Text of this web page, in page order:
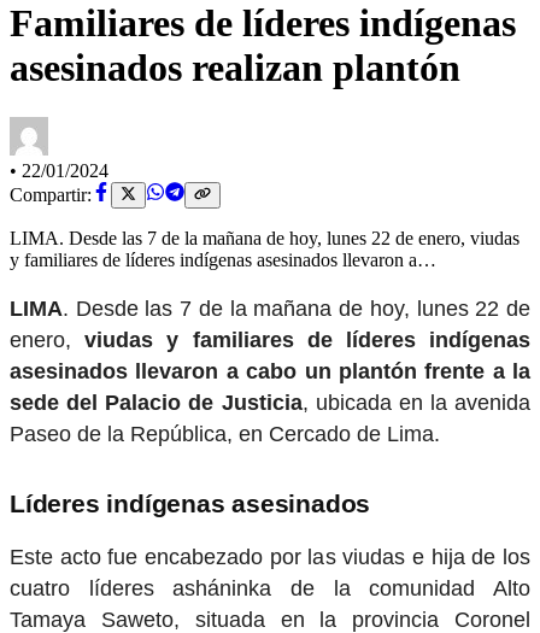
Familiares de líderes indígenas
asesinados realizan plantón
• 22/01/2024
Compartir:
LIMA. Desde las 7 de la mañana de hoy, lunes 22 de enero, viudas
y familiares de líderes indígenas asesinados llevaron a…
LIMA. Desde las 7 de la mañana de hoy, lunes 22 de
enero,viudas y familiares de líderes indígenas
asesinados llevaron a cabo un plantón frente a la
sede del Palacio de Justicia, ubicada en la avenida
Paseo de la República, en Cercado de Lima.
Líderes indígenas asesinados
Este acto fue encabezado por las viudas e hija de los
cuatro líderes asháninka de la comunidad Alto
Tamaya Saweto, situada en la provincia Coronel